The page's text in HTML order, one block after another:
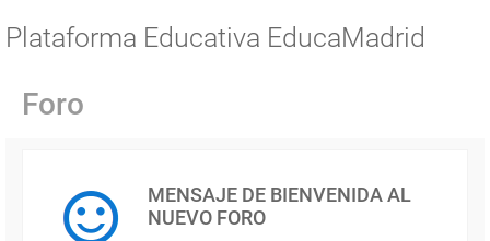
Plataforma Educativa EducaMadrid
Foro
MENSAJE DE BIENVENIDA AL
NUEVO FORO